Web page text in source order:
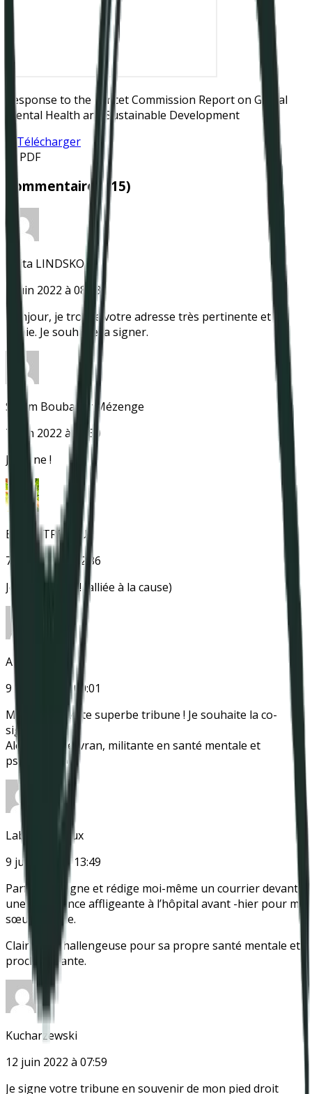
Instagram
Response to the Lancet Commission Report on Global
Mental Health and Sustainable Development
Télécharger
📄 PDF
Commentaires (15)
Anita LINDSKOG
7 juin 2022 à 08:53
Bonjour, je trouve votre adresse très pertinente et la
relaie. Je souhaite la signer.
Sihem Boubaker Mézenge
7 juin 2022 à 11:50
Je signe !
Estelle TREBOUX
7 juin 2022 à 22:36
Je signe aussi ! (alliée à la cause)
Alex Kervran
9 juin 2022 à 00:01
Merci pour cette superbe tribune ! Je souhaite la co-
signer 🙂
Alexandra Kervran, militante en santé mentale et
psychologue
Labat Garriaux
9 juin 2022 à 13:49
Parfait ! Je signe et rédige moi-même un courrier devant
une expérience affligeante à l’hôpital avant -hier pour ma
sœur jumelle.
Claire LG, challengeuse pour sa propre santé mentale et
proche aidante.
Kucharzewski
12 juin 2022 à 07:59
Je signe votre tribune en souvenir de mon pied droit